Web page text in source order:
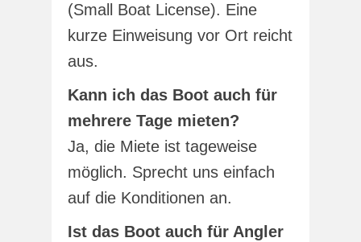
(Small Boat License). Eine
kurze Einweisung vor Ort reicht
aus.
Kann ich das Boot auch für
mehrere Tage mieten?
Ja, die Miete ist tageweise
möglich. Sprecht uns einfach
auf die Konditionen an.
Ist das Boot auch für Angler